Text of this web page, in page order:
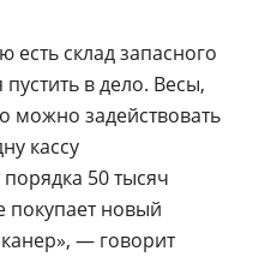
есть склад запасного
в дело. Весы,
можно задействовать
кассу
50 тысяч
покупает новый
— говорит